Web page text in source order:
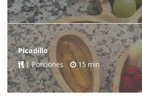
Picadillo
1 Porciones
15 min